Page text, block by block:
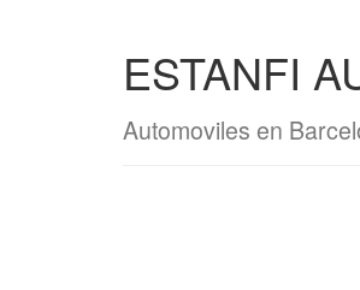
ESTANFI
Automoviles en